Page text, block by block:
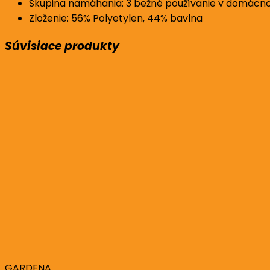
Skupina namáhania: 3 bežné používanie v
Zloženie: 56% Polyetylen, 44% bavlna
Súvisiace produkty